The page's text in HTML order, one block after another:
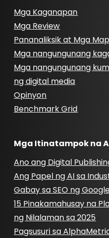
Mga Kaganapan
Mga Review
Pananaliksik at Mga
Mga nangungunang
Mga nangungunang
ng digital media
Opinyon
Benchmark Grid
Mga Itinatampok na
Ano ang Digital
Ang Papel ng AI sa
Gabay sa SEO ng
15 Pinakamahusay na
ng Nilalaman sa 2025
Pagsusuri sa